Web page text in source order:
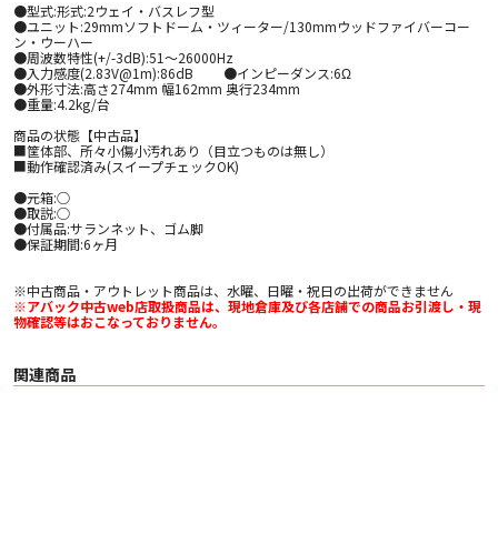
●型式:形式:2ウェイ・バスレフ型
●ユニット:29mmソフトドーム・ツィーター/130mmウッドファイバーコー
ン・ウーハー
●周波数特性(+/-3dB):51～26000Hz
●入力感度(2.83V@1m):86dB ●インピーダンス:6Ω
●外形寸法:高さ274mm 幅162mm 奥行234mm
●重量:4.2kg/台
商品の状態【中古品】
■筐体部、所々小傷小汚れあり（目立つものは無し）
■動作確認済み(スイープチェックOK)
●元箱:○
●取説:○
●付属品:サランネット、ゴム脚
●保証期間:6ヶ月
※中古商品・アウトレット商品は、水曜、日曜・祝日の出荷ができません
※アバック中古web店取扱商品は、現地倉庫及び各店舗での商品お引渡し・現
物確認等はおこなっておりません。
関連商品